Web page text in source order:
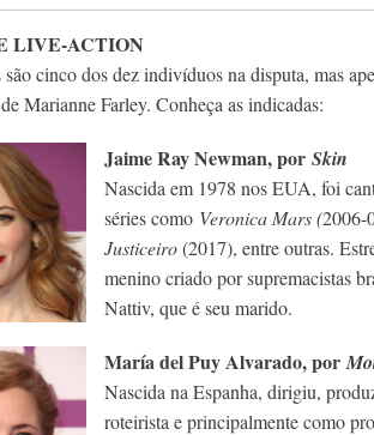
LIVE-ACTION
cinco dos dez indivíduos na disputa, mas
Marianne Farley. Conheça as indicadas:
Jaime Ray Newman, por Skin
Nascida em 1978 nos EUA, foi
séries como Veronica Mars (2006-
Justiceiro(2017), entre outras.
menino criado por supremacistas
Nattiv, que é seu marido.
María del Puy Alvarado, por
Nascida na Espanha, dirigiu,
roteirista e principalmente como